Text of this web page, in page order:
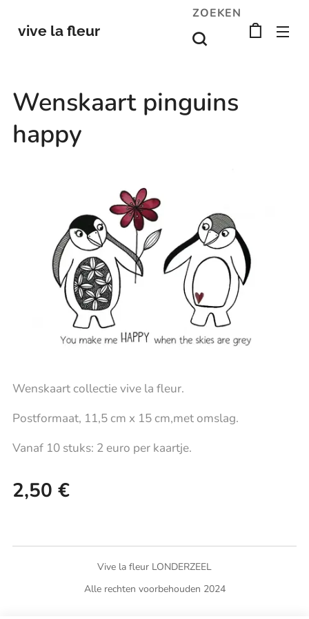
vive la fleur
ZOEKEN
Wenskaart pinguins
happy
Wenskaart collectie vive la fleur.
Postformaat, 11,5 cm x 15 cm,met omslag.
Vanaf 10 stuks: 2 euro per kaartje.
2,50 €
Vive la fleur LONDERZEEL
Alle rechten voorbehouden 2024